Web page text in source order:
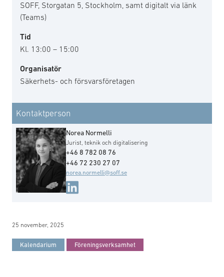
SOFF, Storgatan 5, Stockholm, samt digitalt via länk
(Teams)
Tid
Kl. 13:00 – 15:00
Organisatör
Säkerhets- och försvarsföretagen
Kontaktperson
Norea Normelli
Jurist, teknik och digitalisering
+46 8 782 08 76
+46 72 230 27 07
norea.normelli@soff.se
25 november, 2025
Kalendarium Föreningsverksamhet